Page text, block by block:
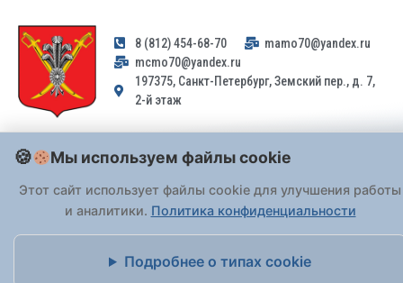
8 (812) 454-68-70
mamo70@yandex.ru
mcmo70@yandex.ru
197375, Санкт-Петербург, Земский пер., д. 7,
2-й этаж
адрес email, не могут быть рассмотрены на основании
Федерального закона от 02.05.2006 № 59-ФЗ
принимаются только: по почте, через
портал «Госуслуги» (ЕПГУ)
или лично при предъявлении паспорта.
Политика обработки персональных данных
Мы используем файлы cookie
Этот сайт использует файлы cookie для улучшения работы
и аналитики. Политика конфиденциальности
Подробнее о типах cookie